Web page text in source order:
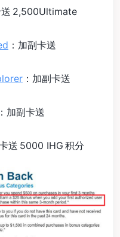
送 2,500Ultimate
：加副卡送
：加副卡送
：加副卡送
送 5000 IHG 积分